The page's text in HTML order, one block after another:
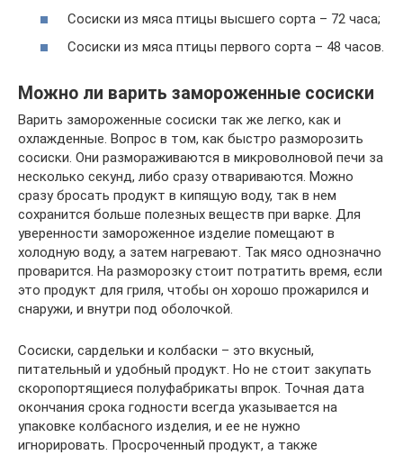
Сосиски из мяса птицы высшего сорта – 72 часа;
Сосиски из мяса птицы первого сорта – 48 часов.
Можно ли варить замороженные сосиски
Варить замороженные сосиски так же легко, как и
охлажденные. Вопрос в том, как быстро разморозить
сосиски. Они размораживаются в микроволновой печи за
несколько секунд, либо сразу отвариваются. Можно
сразу бросать продукт в кипящую воду, так в нем
сохранится больше полезных веществ при варке. Для
уверенности замороженное изделие помещают в
холодную воду, а затем нагревают. Так мясо однозначно
проварится. На разморозку стоит потратить время, если
это продукт для гриля, чтобы он хорошо прожарился и
снаружи, и внутри под оболочкой.
Сосиски, сардельки и колбаски – это вкусный,
питательный и удобный продукт. Но не стоит закупать
скоропортящиеся полуфабрикаты впрок. Точная дата
окончания срока годности всегда указывается на
упаковке колбасного изделия, и ее не нужно
игнорировать. Просроченный продукт, а также